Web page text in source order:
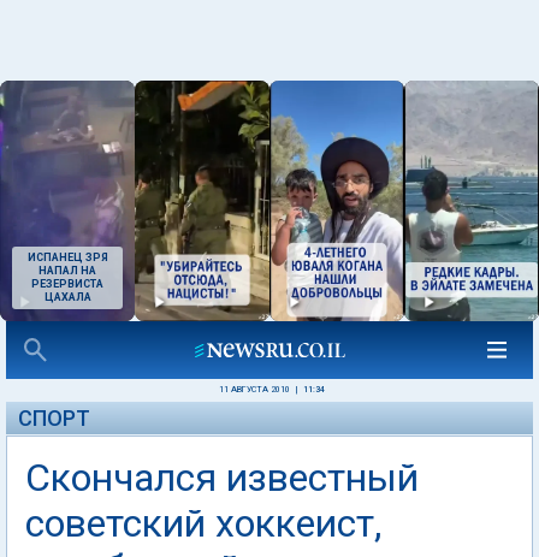
ИСПАНЕЦ ЗРЯ
НАПАЛ НА
РЕЗЕРВИСТА
ЦАХАЛА
11 АВГУСТА 2010 11:34
СПОРТ
Скончался известный
советский хоккеист,